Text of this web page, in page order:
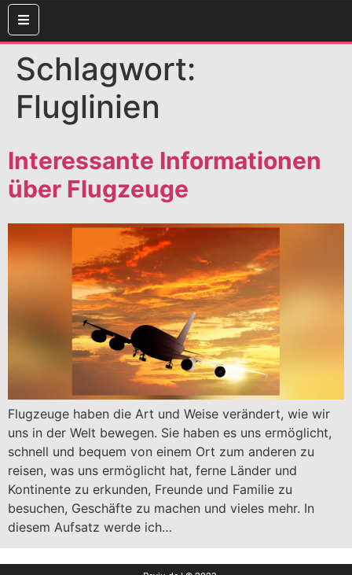
Schlagwort:
Fluglinien
Interessante Informationen
über Flugzeuge
Flugzeuge haben die Art und Weise verändert, wie wir
uns in der Welt bewegen. Sie haben es uns ermöglicht,
schnell und bequem von einem Ort zum anderen zu
reisen, was uns ermöglicht hat, ferne Länder und
Kontinente zu erkunden, Freunde und Familie zu
besuchen, Geschäfte zu machen und vieles mehr. In
diesem Aufsatz werde ich…